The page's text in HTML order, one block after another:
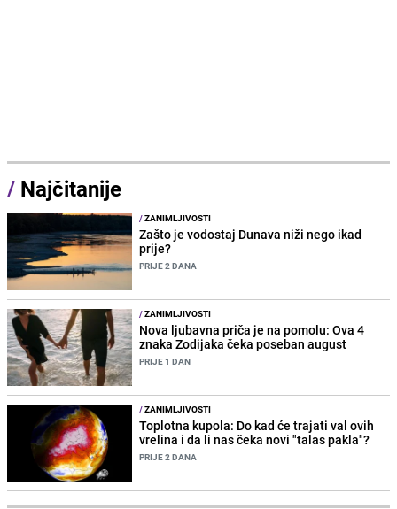
/ Najčitanije
/ZANIMLJIVOSTI
Zašto je vodostaj Dunava niži nego ikad
prije?
PRIJE 2 DANA
/ZANIMLJIVOSTI
Nova ljubavna priča je na pomolu: Ova 4
znaka Zodijaka čeka poseban august
PRIJE 1 DAN
/ZANIMLJIVOSTI
Toplotna kupola: Do kad će trajati val ovih
vrelina i da li nas čeka novi "talas pakla"?
PRIJE 2 DANA